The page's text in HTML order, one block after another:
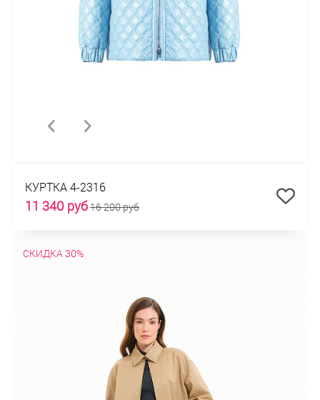
КУРТКА 4-2316
11 340 руб16 200 руб
СКИДКА 30%